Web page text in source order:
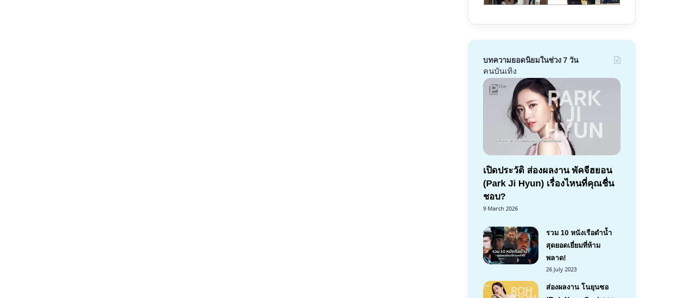
บทความยอดนิยมในช่วง 7 วัน
คนบันเทิง
เปิดประวัติ ส่องผลงาน พัคจีฮยอน
(Park Ji Hyun) เรื่องไหนที่คุณชื่น
ชอบ?
9 March 2026
รวม 10 หนังเรือดำน้ำ
สุดยอดเยี่ยมที่ห้าม
พลาด!
26 July 2023
ส่องผลงาน โนยุนซอ